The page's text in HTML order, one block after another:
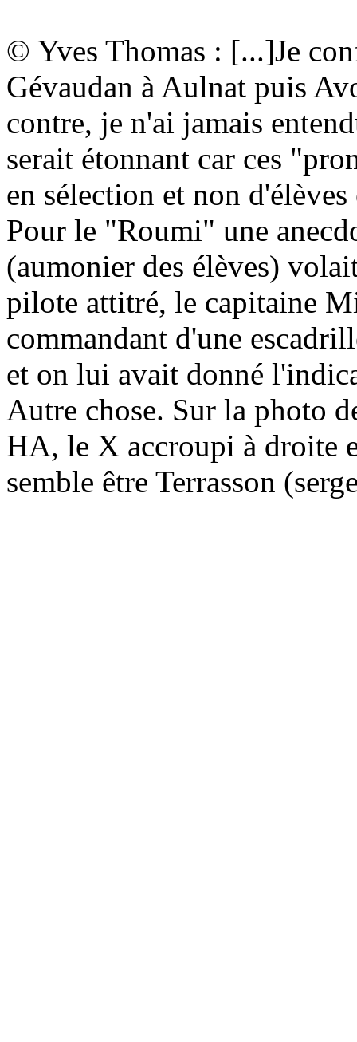
© Yves Thomas : [...]Je
Gévaudan à Aulnat puis
contre, je n'ai jamais
serait étonnant car ces
en sélection et non
Pour le "Roumi" une
(aumonier des élèves)
pilote attitré, le capitaine
commandant d'une
et on lui avait donné
Autre chose. Sur la photo
HA, le X accroupi à droite
semble être Terrasson